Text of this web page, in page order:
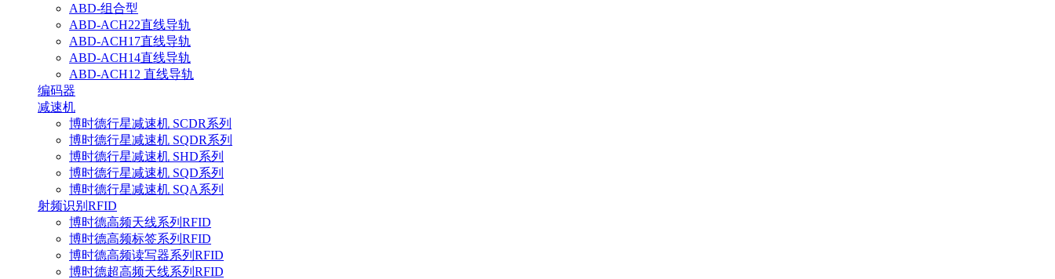
ABD-组合型
ABD-ACH22直线导轨
ABD-ACH17直线导轨
ABD-ACH14直线导轨
ABD-ACH12 直线导轨
编码器
减速机
博时德行星减速机 SCDR系列
博时德行星减速机 SQDR系列
博时德行星减速机 SHD系列
博时德行星减速机 SQD系列
博时德行星减速机 SQA系列
射频识别RFID
博时德高频天线系列RFID
博时德高频标签系列RFID
博时德高频读写器系列RFID
博时德超高频天线系列RFID